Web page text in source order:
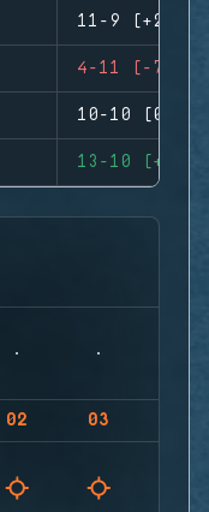
11-9 (+2)
4-11 (-7)
10-10 (0)
13-10 (+3)
02 03